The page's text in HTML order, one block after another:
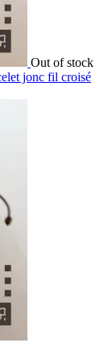
Out of stock
jonc fil croisé